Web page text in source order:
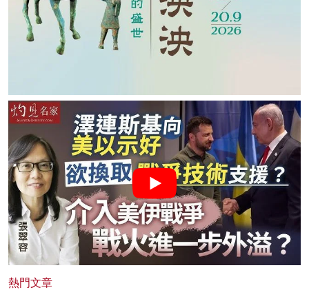
熱門文章